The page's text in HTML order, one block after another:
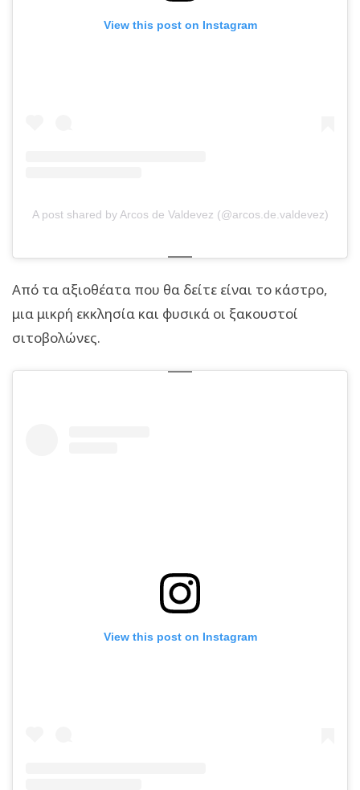
View this post on Instagram
A post shared by Arcos de Valdevez (@arcos.de.valdevez)
Από τα αξιοθέατα που θα δείτε είναι το κάστρο,
μια μικρή εκκλησία και φυσικά οι ξακουστοί
σιτοβολώνες.
View this post on Instagram